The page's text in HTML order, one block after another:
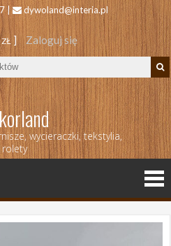
| dywoland@interia.pl
] Zaloguj się
wycieraczki, tekstylia,
rolety